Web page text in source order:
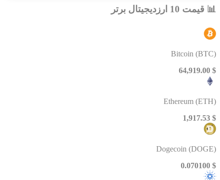
📊 قیمت 10 ارزدیجیتال برتر
Bitcoin (BTC)
$ 64,919.00
Ethereum (ETH)
$ 1,917.53
Dogecoin (DOGE)
$ 0.070100